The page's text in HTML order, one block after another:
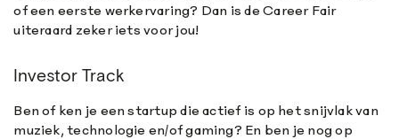
of een eerste werkervaring? Dan is de Career Fair
uiteraard zeker iets voor jou!
Investor Track
Ben of ken je een startup die actief is op het snijvlak van
muziek, technologie en/of gaming? En ben je nog op